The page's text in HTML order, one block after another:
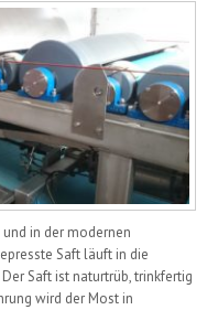
in der modernen
Saft läuft in die
Saft ist naturtrüb, trinkfertig
wird der Most in